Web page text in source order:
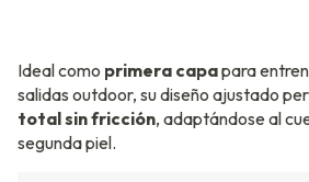
Ideal como primera capapara
salidas outdoor, su diseño ajustado
total sin fricción, adaptándose al
segunda piel.